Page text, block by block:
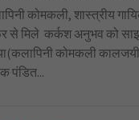
कोमकली, शास्त्रीय
से मिले कर्कश अनुभव को
कोमकली
पंडित...